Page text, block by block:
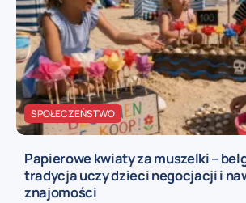
SPOŁECZEŃSTWO
Papierowe kwiaty za muszelki –
tradycja uczy dzieci negocjacji i
znajomości